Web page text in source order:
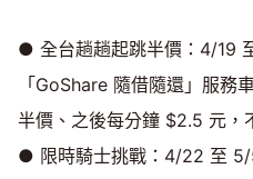
● 全台趟趟起跳半價：4/19
「GoShare 隨借隨還」服務
半價、之後每分鐘 $2.5 元，
● 限時騎士挑戰：4/22 至